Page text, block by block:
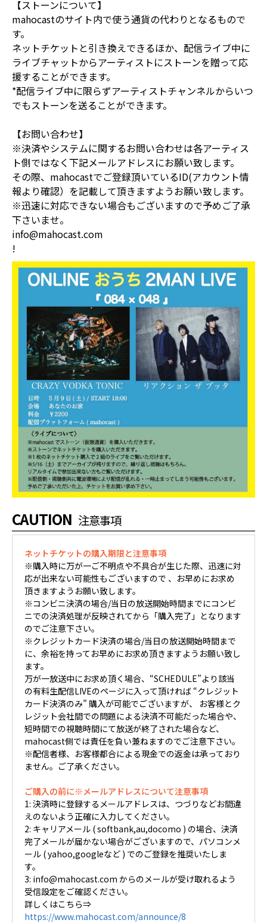
【ストーンについて】
mahocastのサイト内で使う通貨の代わりとなるもので
す。
ネットチケットと引き換えできるほか、配信ライブ中に
ライブチャットからアーティストにストーンを贈って応
援することができます。
*配信ライブ中に限らずアーティストチャンネルからいつ
でもストーンを送ることができます。
【お問い合わせ】
※決済やシステムに関するお問い合わせは各アーティス
ト側ではなく下記メールアドレスにお願い致します。
その際、mahocastでご登録頂いているID(アカウント情
報より確認）を記載して頂きますようお願い致します。
※迅速に対応できない場合もございますので予めご了承
下さいませ。
info@mahocast.com
!
CAUTION 注意事項
ネットチケットの購入期限と注意事項
※購入時に万が一ご不明点や不具合が生じた際、迅速に対
応が出来ない可能性もございますので 、お早めにお求め
頂きますようお願い致します。
※コンビニ決済の場合/当日の放送開始時間までにコンビ
ニでの決済処理が反映されてから「購入完了」となります
のでご注意下さい。
※クレジットカード決済の場合/当日の放送開始時間まで
に、余裕を持ってお早めにお求め頂きますようお願い致し
ます。
万が一放送中にお求め頂く場合、“SCHEDULE”より該当
の有料生配信LIVEのページに入って頂ければ “クレジット
カード決済のみ” 購入が可能でございますが、 お客様とク
レジット会社間での問題による決済不可能だった場合や、
短時間での視聴時間にて放送が終了された場合など、
mahocast側では責任を負い兼ねますのでご注意下さい。
※配信者様、お客様都合による現金での返金は承っており
ません。ご了承ください。
ご購入の前に※メールアドレスについて注意事項
1: 決済時に登録するメールアドレスは、つづりなどお間違
えのないよう正確に入力してください。
2: キャリアメール ( softbank,au,docomo ) の場合、決済
完了メールが届かない場合がございますので、パソコンメ
ール ( yahoo,googleなど ) でのご登録を推奨いたしま
す。
3: info@mahocast.com からのメールが受け取れるよう
受信設定をご確認ください。
詳しくはこちら⇒
https://www.mahocast.com/announce/8